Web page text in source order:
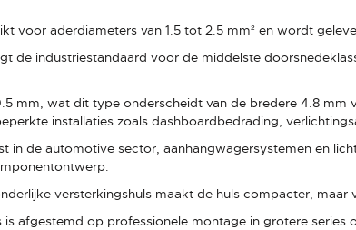
voor aderdiameters van 1.5 tot 2.5 mm² en wordt
de industriestandaard voor de middelste
mm, wat dit type onderscheidt van de bredere 4.8
installaties zoals dashboardbedrading,
in de automotive sector, aanhangwagersystemen en
versterkingshuls maakt de huls compacter,
is afgestemd op professionele montage in grotere series